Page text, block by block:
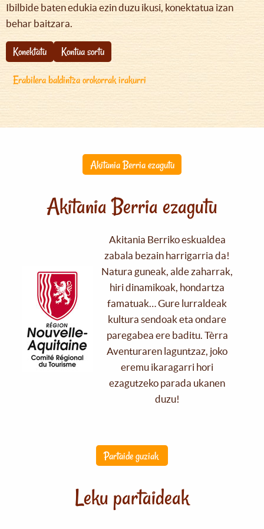
Ibilbide baten edukia ezin duzu ikusi, konektatua izan
behar baitzara.
Konektatu
Kontua sortu
Erabilera baldintza orokorrak irakurri
Akitania Berria ezagutu
Akitania Berria ezagutu
Akitania Berriko eskualdea
zabala bezain harrigarria da!
Natura guneak, alde zaharrak,
hiri dinamikoak, hondartza
famatuak… Gure lurraldeak
kultura sendoak eta ondare
paregabea ere baditu. Tèrra
Aventuraren laguntzaz, joko
eremu ikaragarri hori
ezagutzeko parada ukanen
duzu!
Partaide guziak
Leku partaideak